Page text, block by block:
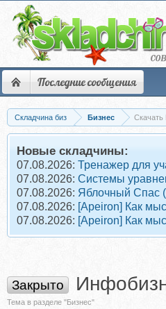
Последние сообщения
Складчина биз Бизнес Скачать
Новые складчины:
07.08.2026: Тренажер для
07.08.2026: Системы
07.08.2026: Яблочный Спас
07.08.2026: [Apeiron] Как
07.08.2026: [Apeiron] Как
Закрыто
Тема в разделе "Бизнес"